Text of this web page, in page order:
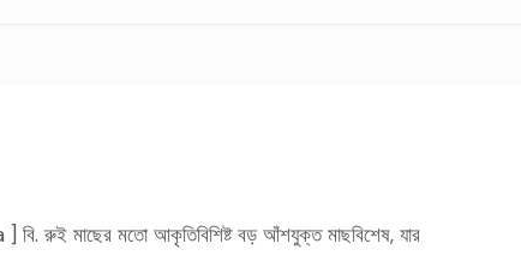
রুই মাছের মতো আকৃতিবিশিষ্ট বড় আঁশযুক্ত মাছবিশেষ, যার